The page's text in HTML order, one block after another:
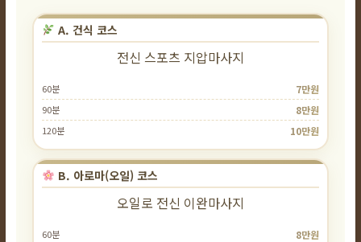
A. 건식 코스
전신 스포츠 지압마사지
60분 7만원
90분 8만원
120분 10만원
B. 아로마(오일) 코스
오일로 전신 이완마사지
60분 8만원